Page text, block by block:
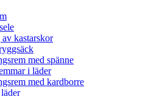
kastarskor
med spänne
i läder
med kardborre